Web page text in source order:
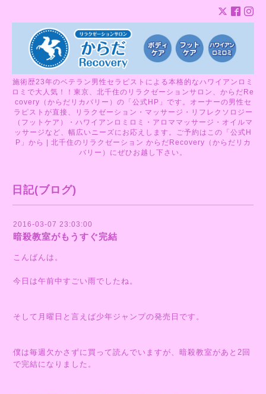
施術歴23年のベテラン男性セラピストによる本格的なハワイアンロミ
ロミで大人気！！東京、北千住のリラクゼーションサロン、からだRe
covery（からだリカバリー）の「公式HP」です。オーナーの男性セ
ラピストが直接、リラクゼーション・マッサージ・リフレクソロジー
（フットケア）・ハワイアンロミロミ・アロママッサージ・オイルマ
ッサージなど、幅広いニーズにお応えします。ご予約はこの「公式H
P」から | 北千住のリラクゼーション からだRecovery（からだリカ
バリー）にぜひお越し下さい。
日記(ブログ)
2016-03-07 23:03:00
暗殺教室がもうすぐ完結
こんばんは。
今日は午前中すごい雨でしたね。
そして月曜日と言えば少年ジャンプの発売日です。
僕は毎週欠かさずに買って読んでいますが、暗殺教室があと2回
で完結になりました。